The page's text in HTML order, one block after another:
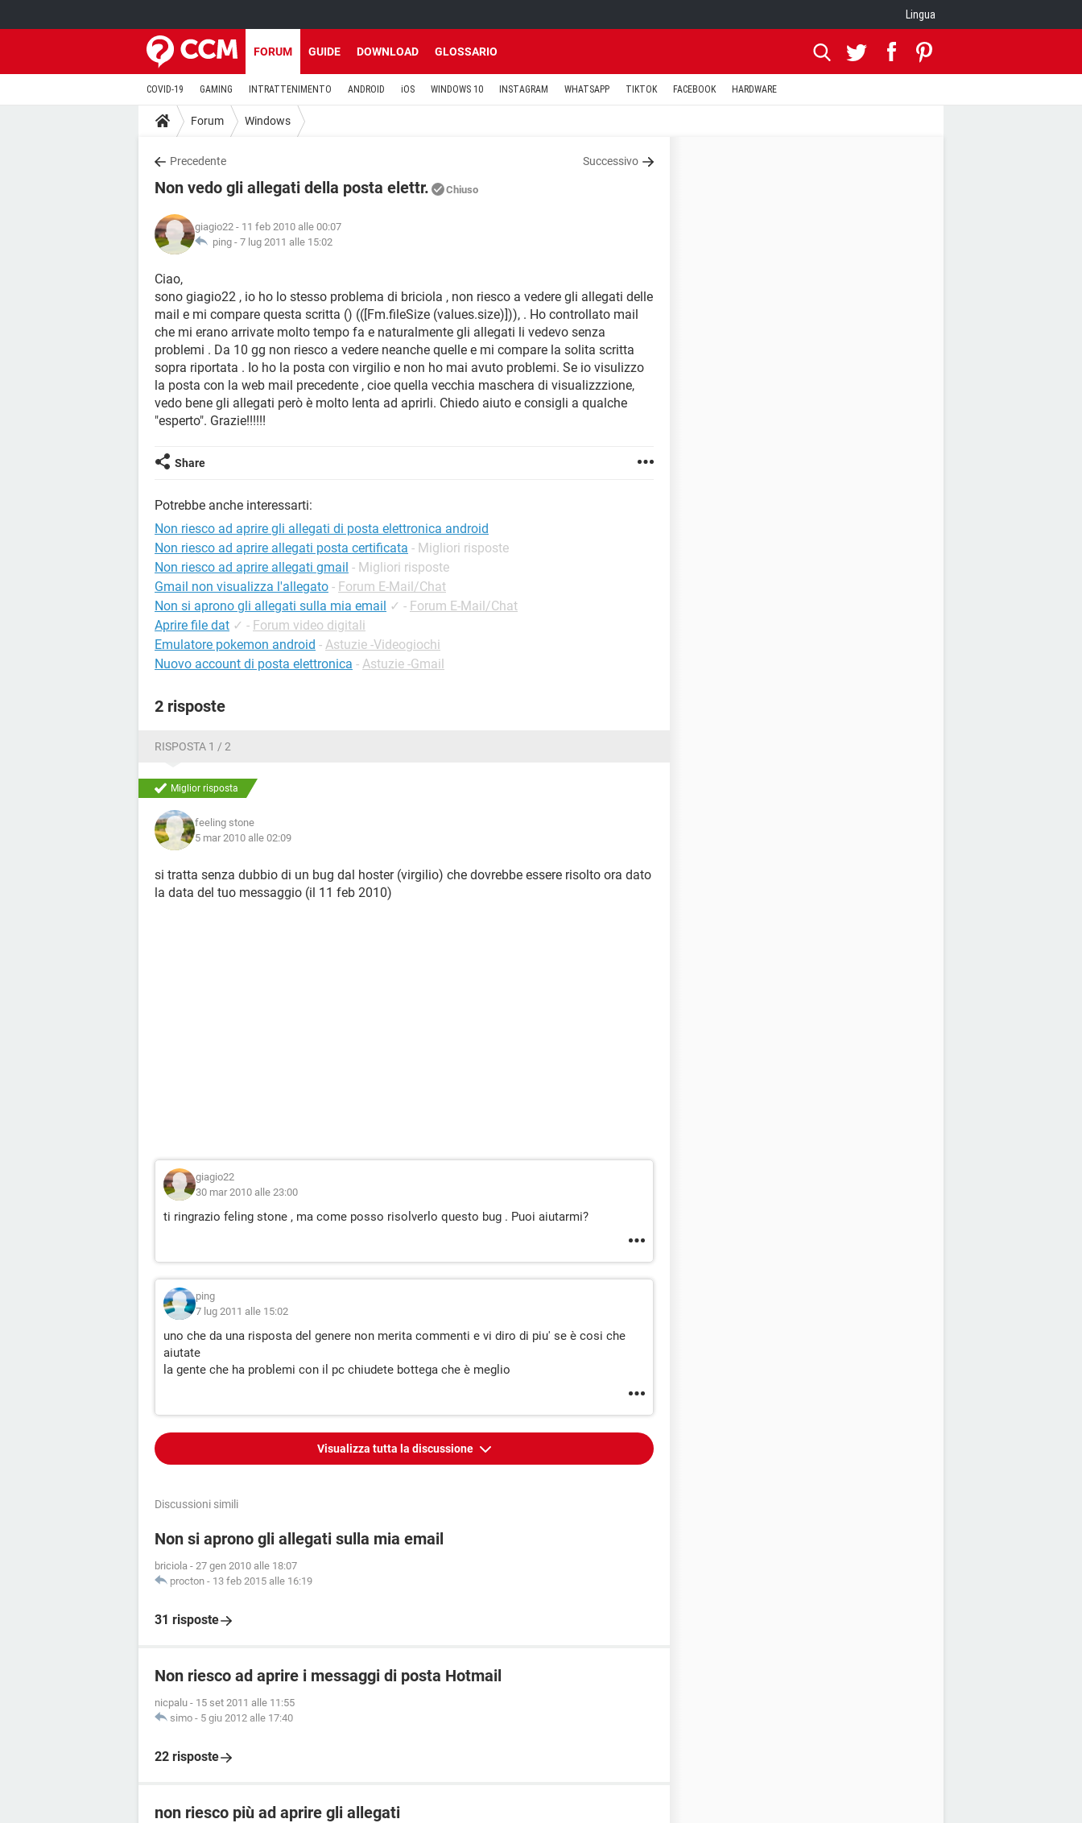
Lingua
FORUM GUIDE DOWNLOAD GLOSSARIO
COVID-19 GAMING INTRATTENIMENTO ANDROID iOS WINDOWS 10 INSTAGRAM WHATSAPP TIKTOK FACEBOOK HARDWARE
Forum Windows
Precedente Successivo
Non vedo gli allegati della posta elettr. Chiuso
giagio22 - 11 feb 2010 alle 00:07
ping - 7 lug 2011 alle 15:02
Ciao,
sono giagio22 , io ho lo stesso problema di briciola , non riesco a vedere gli allegati delle
mail e mi compare questa scritta () (([Fm.fileSize (values.size)])), . Ho controllato mail
che mi erano arrivate molto tempo fa e naturalmente gli allegati li vedevo senza
problemi . Da 10 gg non riesco a vedere neanche quelle e mi compare la solita scritta
sopra riportata . Io ho la posta con virgilio e non ho mai avuto problemi. Se io visulizzo
la posta con la web mail precedente , cioe quella vecchia maschera di visualizzzione,
vedo bene gli allegati però è molto lenta ad aprirli. Chiedo aiuto e consigli a qualche
"esperto". Grazie!!!!!!
Share
Potrebbe anche interessarti:
Non riesco ad aprire gli allegati di posta elettronica android
Non riesco ad aprire allegati posta certificata - Migliori risposte
Non riesco ad aprire allegati gmail - Migliori risposte
Gmail non visualizza l'allegato - Forum E-Mail/Chat
Non si aprono gli allegati sulla mia email ✓ - Forum E-Mail/Chat
Aprire file dat ✓ - Forum video digitali
Emulatore pokemon android - Astuzie -Videogiochi
Nuovo account di posta elettronica - Astuzie -Gmail
2 risposte
RISPOSTA 1 / 2
Miglior risposta
feeling stone
5 mar 2010 alle 02:09
si tratta senza dubbio di un bug dal hoster (virgilio) che dovrebbe essere risolto ora dato
la data del tuo messaggio (il 11 feb 2010)
giagio22
30 mar 2010 alle 23:00
ti ringrazio feling stone , ma come posso risolverlo questo bug . Puoi aiutarmi?
ping
7 lug 2011 alle 15:02
uno che da una risposta del genere non merita commenti e vi diro di piu' se è cosi che
aiutate
la gente che ha problemi con il pc chiudete bottega che è meglio
Visualizza tutta la discussione
Discussioni simili
Non si aprono gli allegati sulla mia email
briciola - 27 gen 2010 alle 18:07
procton - 13 feb 2015 alle 16:19
31 risposte
Non riesco ad aprire i messaggi di posta Hotmail
nicpalu - 15 set 2011 alle 11:55
simo - 5 giu 2012 alle 17:40
22 risposte
non riesco più ad aprire gli allegati